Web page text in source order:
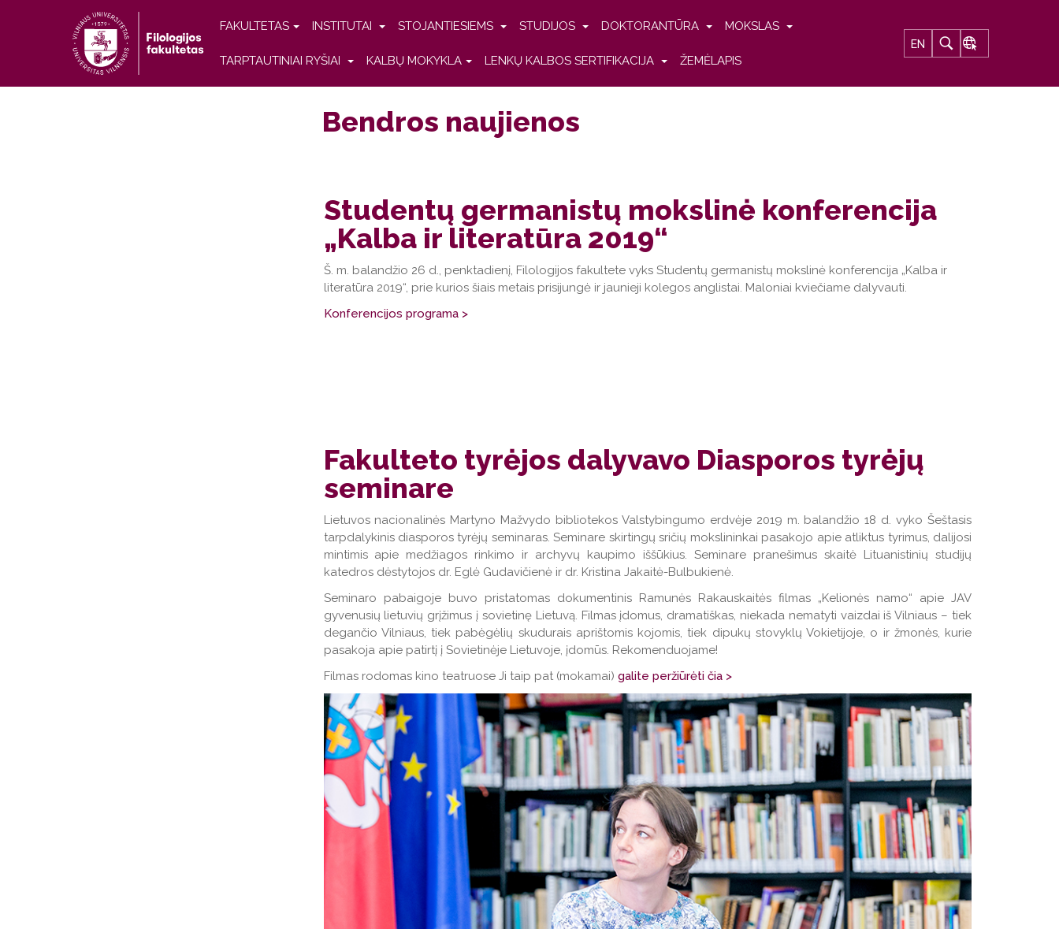
FAKULTETAS INSTITUTAI STOJANTIESIEMS STUDIJOS DOKTORANTŪRA MOKSLAS
TARPTAUTINIAI RYŠIAI KALBŲ MOKYKLA LENKŲ KALBOS SERTIFIKACIJA ŽEMĖLAPIS
EN
Bendros naujienos
Studentų germanistų mokslinė konferencija
„Kalba ir literatūra 2019“
Š. m. balandžio 26 d., penktadienį, Filologijos fakultete vyks Studentų germanistų mokslinė konferencija „Kalba ir
literatūra 2019“, prie kurios šiais metais prisijungė ir jaunieji kolegos anglistai. Maloniai kviečiame dalyvauti.
Konferencijos programa >
Fakulteto tyrėjos dalyvavo Diasporos tyrėjų
seminare
Lietuvos nacionalinės Martyno Mažvydo bibliotekos Valstybingumo erdvėje 2019 m. balandžio 18 d. vyko Šeštasis
tarpdalykinis diasporos tyrėjų seminaras. Seminare skirtingų sričių mokslininkai pasakojo apie atliktus tyrimus, dalijosi
mintimis apie medžiagos rinkimo ir archyvų kaupimo iššūkius. Seminare pranešimus skaitė Lituanistinių studijų
katedros dėstytojos dr. Eglė Gudavičienė ir dr. Kristina Jakaitė-Bulbukienė.
Seminaro pabaigoje buvo pristatomas dokumentinis Ramunės Rakauskaitės filmas „Kelionės namo“ apie JAV
gyvenusių lietuvių grįžimus į sovietinę Lietuvą. Filmas įdomus, dramatiškas, niekada nematyti vaizdai iš Vilniaus – tiek
degančio Vilniaus, tiek pabėgėlių skudurais aprištomis kojomis, tiek dipukų stovyklų Vokietijoje, o ir žmonės, kurie
pasakoja apie patirtį į Sovietinėje Lietuvoje, įdomūs. Rekomenduojame!
Filmas rodomas kino teatruose Ji taip pat (mokamai) galite peržiūrėti čia >